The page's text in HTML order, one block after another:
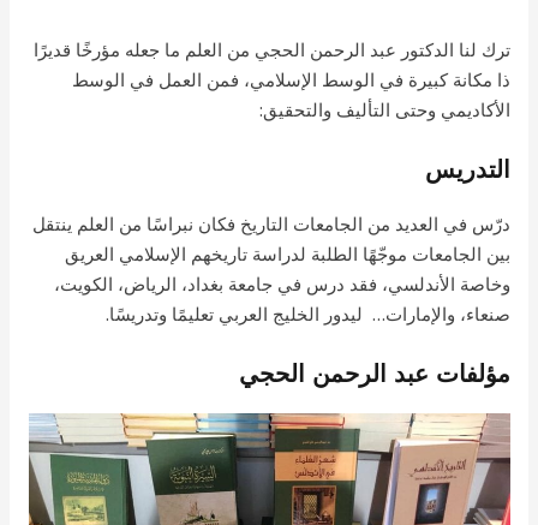
ترك لنا الدكتور عبد الرحمن الحجي من العلم ما جعله مؤرخًا قديرًا
ذا مكانة كبيرة في الوسط الإسلامي، فمن العمل في الوسط
الأكاديمي وحتى التأليف والتحقيق:
التدريس
درّس في العديد من الجامعات التاريخ فكان نبراسًا من العلم ينتقل
بين الجامعات موجّهًا الطلبة لدراسة تاريخهم الإسلامي العريق
وخاصة الأندلسي، فقد درس في جامعة بغداد، الرياض، الكويت،
صنعاء، والإمارات… ليدور الخليج العربي تعليمًا وتدريسًا.
مؤلفات عبد الرحمن الحجي